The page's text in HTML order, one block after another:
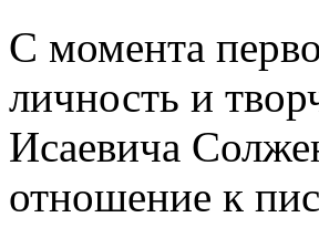
С момента
личность и
Исаевича
отношение к